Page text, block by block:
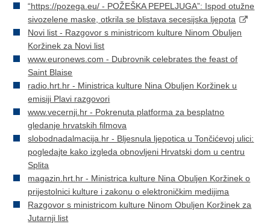
“https://pozega.eu/ - POŽEŠKA PEPELJUGA”: Ispod otužne
sivozelene maske, otkrila se blistava secesijska ljepota
Novi list - Razgovor s ministricom kulture Ninom Obuljen
Koržinek za Novi list
www.euronews.com - Dubrovnik celebrates the feast of
Saint Blaise
radio.hrt.hr - Ministrica kulture Nina Obuljen Koržinek u
emisiji Plavi razgovori
www.vecernji.hr - Pokrenuta platforma za besplatno
gledanje hrvatskih filmova
slobodnadalmacija.hr - Bljesnula ljepotica u Tončićevoj ulici:
pogledajte kako izgleda obnovljeni Hrvatski dom u centru
Splita
magazin.hrt.hr - Ministrica kulture Nina Obuljen Koržinek o
prijestolnici kulture i zakonu o elektroničkim medijima
Razgovor s ministricom kulture Ninom Obuljen Koržinek za
Jutarnji list